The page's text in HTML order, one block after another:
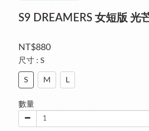
S9 DREAMERS 女短版 光
NT$880
尺寸 : S
S M L
數量